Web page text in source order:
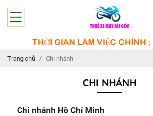
THỜI GIAN LÀM VIỆC CHÍNH :
Trang chủ Chi nhánh
CHI NHÁNH
Chi nhánh Hồ Chí Minh